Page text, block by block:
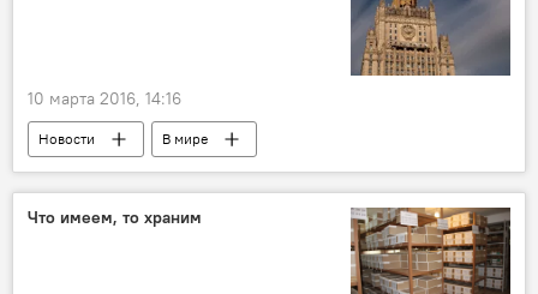
10 марта 2016, 14:16
Новости В мире
Что имеем, то храним